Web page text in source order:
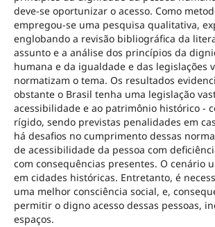
deve-se oportunizar o acesso. Como
empregou-se uma pesquisa qualitativa,
englobando a revisão bibliográfica da
assunto e a análise dos princípios da
humana e da igualdade e das legislações
normatizam o tema. Os resultados
obstante o Brasil tenha uma legislação
acessibilidade e ao patrimônio histórico -
rígido, sendo previstas penalidades em
há desafios no cumprimento dessas
de acessibilidade da pessoa com
com consequências presentes. O cenário
em cidades históricas. Entretanto, é
uma melhor consciência social, e,
permitir o digno acesso dessas pessoas,
espaços.